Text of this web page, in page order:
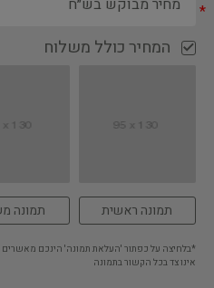
*
המחיר כולל משלוח
תמונה ראשית תמונה
*בלחיצה על כפתור 'העלאת תמונה' הינכם מאשרים
אינו צד בכל הקשור בתמונה